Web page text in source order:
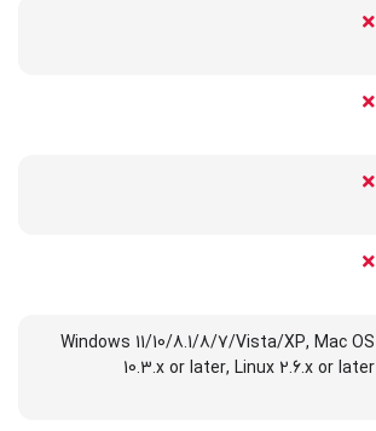
Windows 11/10/8.1/8/7/Vista/XP, Mac OS
10.3.x or later, Linux 2.6.x or later